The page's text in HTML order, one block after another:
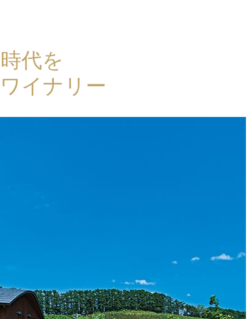
代を
イナリー